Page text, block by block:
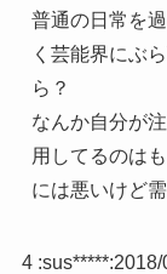
普通の日常を
く芸能界にぶ
ら？
なんか自分が
用してるのは
には悪いけど
4 :sus*****:2018/